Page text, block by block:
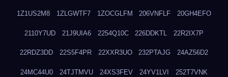
1Z1US2M8 1ZLGWTF7 1ZOCGLFM 206VNFLF 20GH4EFO
2110Y7UD 21J9UIA6 2254Q10C 226DDKTL 22R2IX7P
22RDZ3DD 22S5F4PR 22XXR3UO 232PTAJG 24AZ56D2
24MC44U0 24TJTMVU 24XS3FEV 24YV1LVI 252T7VNK